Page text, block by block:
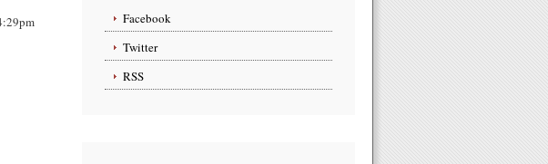
Facebook
Twitter
RSS